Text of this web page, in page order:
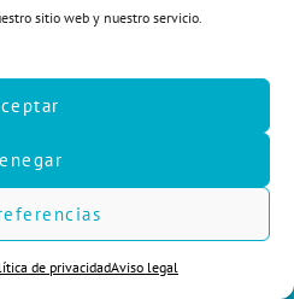
sitio web y nuestro servicio.
de privacidadAviso legal
a
o
n i
k